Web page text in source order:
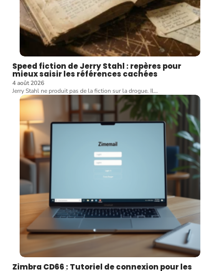
Speed fiction de Jerry Stahl : repères pour
mieux saisir les références cachées
4 août 2026
Jerry Stahl ne produit pas de la fiction sur la drogue. Il…
Zimbra CD66 : Tutoriel de connexion pour les